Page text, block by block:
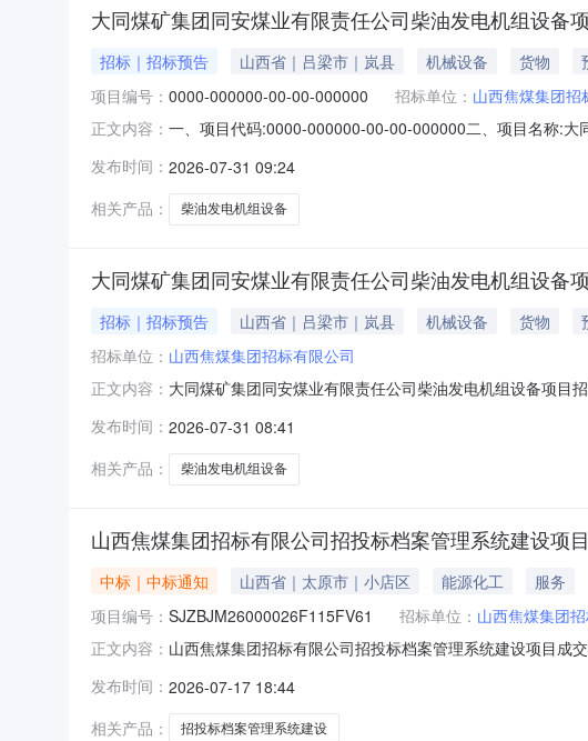
大同煤矿集团同安煤业有限责任公司柴油发电机组设备
招标｜招标预告 山西省｜吕梁市｜岚县 机械设备 货物
项目编号： 0000-000000-00-00-000000 招标单位： 山西焦煤集团招
正文内容： 一、项目代码:0000-000000-00-00-000000二、项目名称:大
九、招标人名称:山西焦煤集团招标有限公司十、发布单位:
发布时间： 2026-07-31 09:24
相关产品：
柴油发电机组设备
大同煤矿集团同安煤业有限责任公司柴油发电机组设备
招标｜招标预告 山西省｜吕梁市｜岚县 机械设备 货物
招标单位： 山西焦煤集团招标有限公司
正文内容： 大同煤矿集团同安煤业有限责任公司柴油发电机组设备项目
煤集团招标有限公司建设地点：山西省吕梁市岚县大同煤矿
2026年08月
发布时间： 2026-07-31 08:41
相关产品：
柴油发电机组设备
山西焦煤集团招标有限公司招投标档案管理系统建设项
中标｜中标通知 山西省｜太原市｜小店区 能源化工
服务
项目编号： SJZBJM26000026F115FV61 招标单位： 山西焦煤集团
正文内容： 山西焦煤集团招标有限公司招投标档案管理系统建设项目成
街102号文旅大厦A座4层联系人：史先生、刘先生、张先生
公司（签章）
发布时间： 2026-07-17 18:44
相关产品：
招投标档案管理系统建设